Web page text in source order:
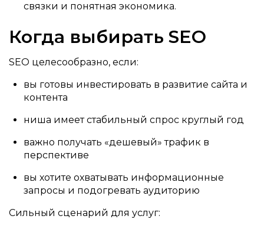
связки и понятная экономика.
Когда выбирать SEO
SEO целесообразно, если:
вы готовы инвестировать в развитие сайта и
контента
ниша имеет стабильный спрос круглый год
важно получать «дешевый» трафик в
перспективе
вы хотите охватывать информационные
запросы и подогревать аудиторию
Сильный сценарий для услуг: